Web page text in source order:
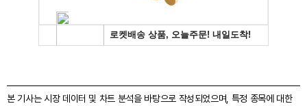
본 기사는 시장 데이터 및 차트 분석을 바탕으로 작성되었으며, 특정 종목에 대한